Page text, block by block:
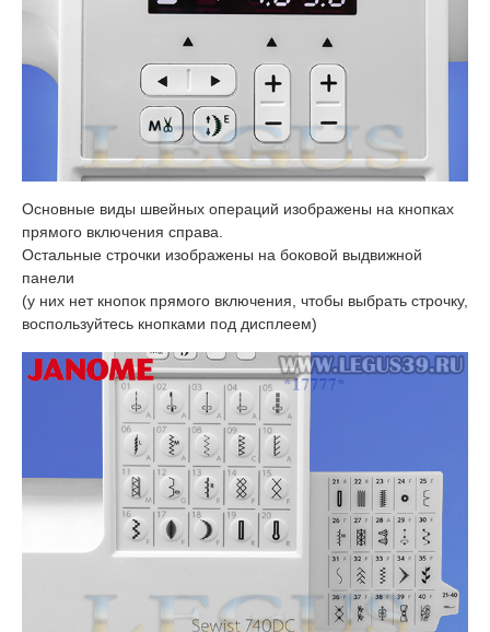
Основные виды швейных операций изображены на кнопках
прямого включения справа.
Остальные строчки изображены на боковой выдвижной
панели
(у них нет кнопок прямого включения, чтобы выбрать строчку,
воспользуйтесь кнопками под дисплеем)